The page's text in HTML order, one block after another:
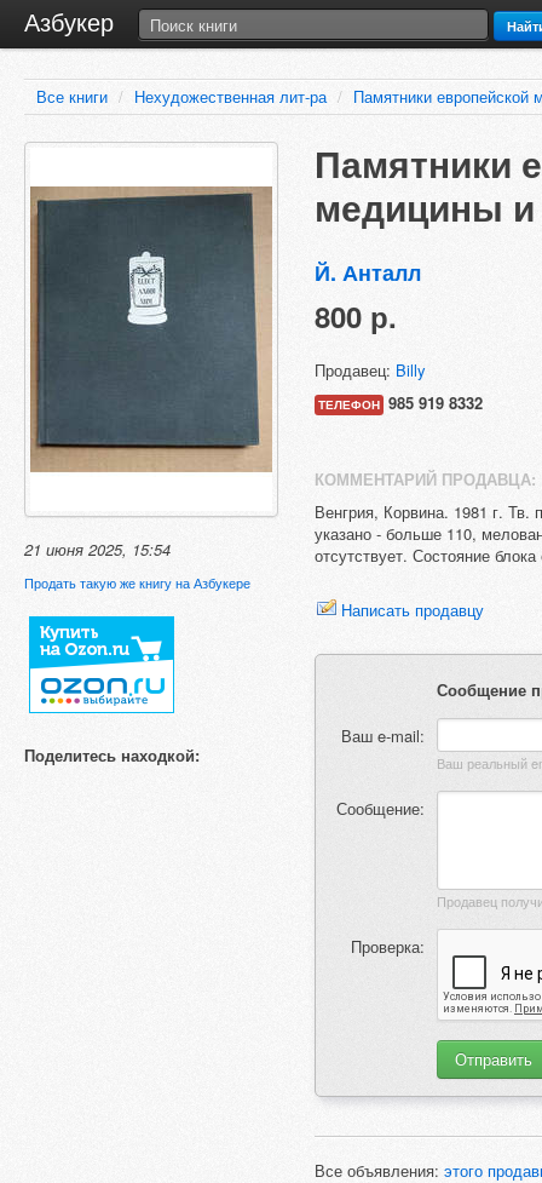
Азбукер
Все книги / Нехудожественная лит-ра / Памятники
21 июня 2025, 15:54
Продать такую же книгу на Азбукере
Поделитесь находкой:
Памятники
медицины
Й. Анталл
800 р.
Продавец: Billy
ТЕЛЕФОН 985 919 8332
КОММЕНТАРИЙ ПРОДАВЦА:
Венгрия, Корвина. 1981 г. Тв.
указано - больше 110,
отсутствует. Состояние
Написать продавцу
Сообщение
Ваш e-mail:
Сообщение:
Проверка:
Все объявления: этого